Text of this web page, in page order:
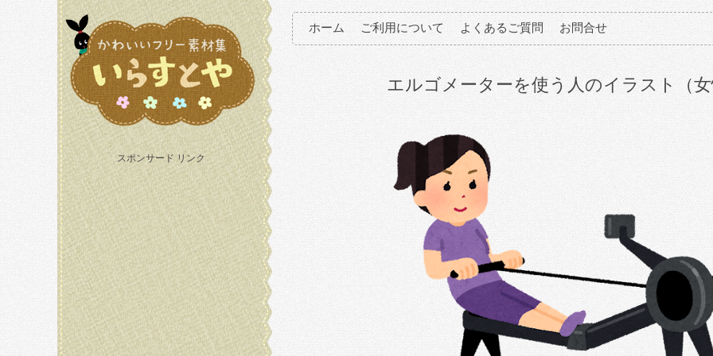
スポンサード リンク
ホーム ご利用について よくあるご質問 お問合せ
エルゴメーターを使う人のイラスト（